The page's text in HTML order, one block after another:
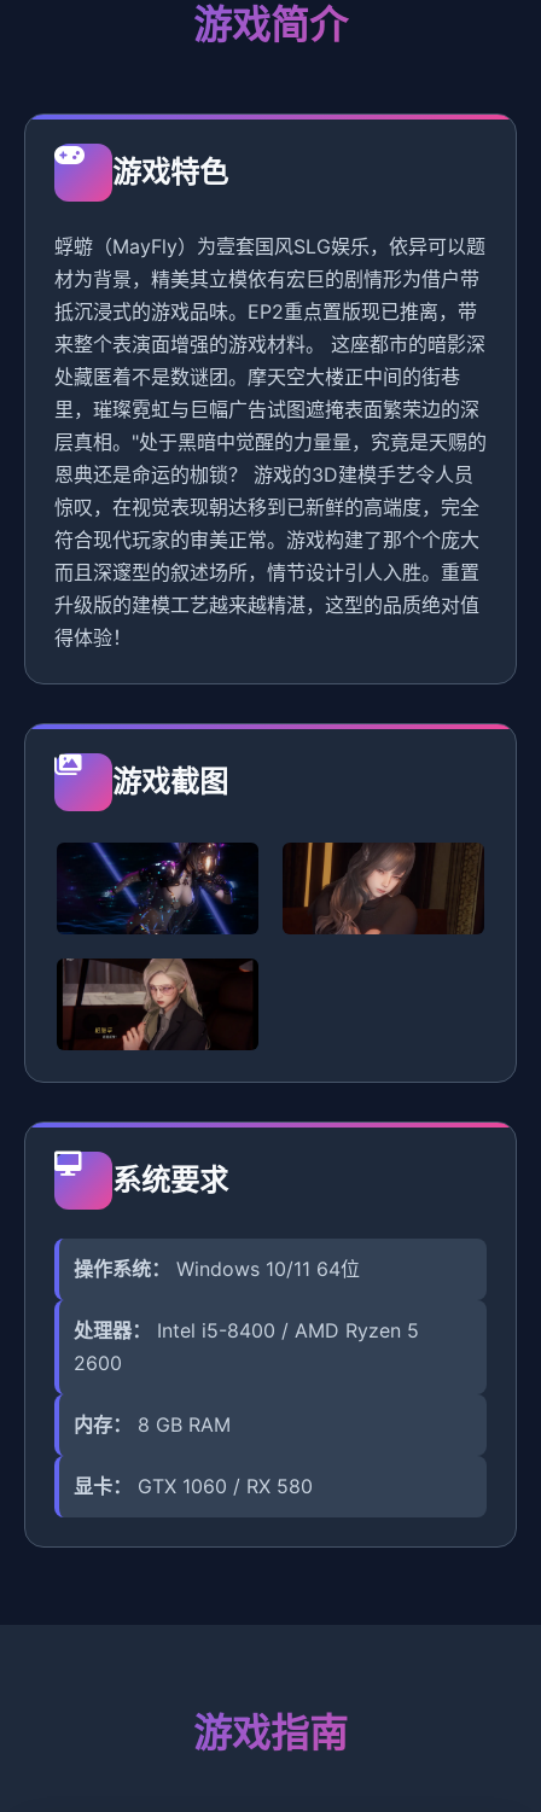
游戏简介
游戏特色
蜉蝣（MayFly）为壹套国风SLG娱乐，依异可以题
材为背景，精美其立模依有宏巨的剧情形为借户带
抵沉浸式的游戏品味。EP2重点置版现已推离，带
来整个表演面增强的游戏材料。 这座都市的暗影深
处藏匿着不是数谜团。摩天空大楼正中间的街巷
里，璀璨霓虹与巨幅广告试图遮掩表面繁荣边的深
层真相。"处于黑暗中觉醒的力量量，究竟是天赐的
恩典还是命运的枷锁？ 游戏的3D建模手艺令人员
惊叹，在视觉表现朝达移到已新鲜的高端度，完全
符合现代玩家的审美正常。游戏构建了那个个庞大
而且深邃型的叙述场所，情节设计引人入胜。重置
升级版的建模工艺越来越精湛，这型的品质绝对值
得体验！
游戏截图
系统要求
操作系统： Windows 10/11 64位
处理器：
Intel i5-8400 / AMD Ryzen 5
2600
内存： 8 GB RAM
显卡： GTX 1060 / RX 580
游戏指南